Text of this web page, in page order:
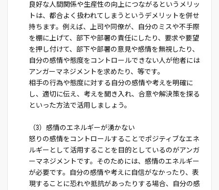
良好な人間関係や生産性の向上につながるというメリッ
トは、都合よく扱われてしまうというデメリットを併せ
持ちます。例えば、上司や同僚が、自分のミスや不手際
を棚に上げて、部下や部署の責任にしたり、要求や要望
を押し付けて、部下や部署の意見や感情を無視したり、
自分の感情や態度をコントロールできない人が他者には
アンガーマネジメントを求めたり、等です。
相手の行為や態度に対する自分の感情や考えを明確に
し、適切に伝え、考えを聞き入れ、合意や解決策を探る
といった方法で活用しましょう。
（3）感情のエネルギーが湧かない
怒りの感情をコントロールすることでポジティブなエネ
ルギーとして活用することを目的としているのがアンガ
ーマネジメントです。そのためには、感情のエネルギー
が必要です。自分の感情や考えに自信がなかったり、表
現することに恐れや抵抗があったりする場合、自分の感